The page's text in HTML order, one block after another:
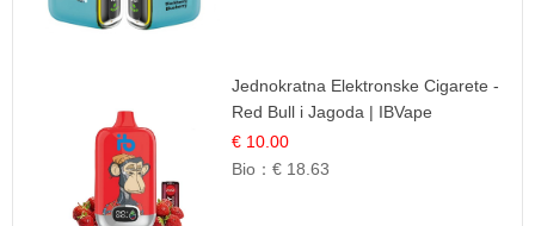
Jednokratna Elektronske Cigarete -
Red Bull i Jagoda | IBVape
€ 10.00
Bio：€ 18.63